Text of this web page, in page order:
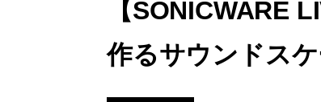
【SONICWARE
作るサウンドス